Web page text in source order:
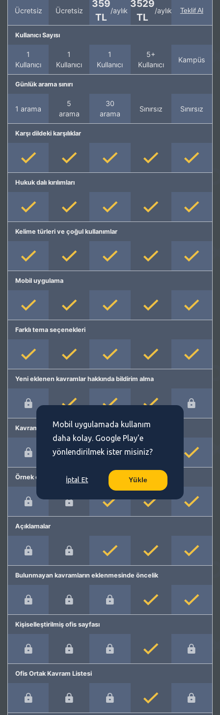
Ücretsiz Ücretsiz
359
TL
/aylık
3529
TL
/aylık Teklif Al
Kullanıcı Sayısı
1
Kullanıcı
1
Kullanıcı
1
Kullanıcı
5+
Kullanıcı
Kampüs
Günlük arama sınırı
1 arama
5
arama
30
arama
Sınırsız Sınırsız
Karşı dildeki karşılıklar
Hukuk dalı kırılımları
Kelime türleri ve çoğul kullanımlar
Mobil uygulama
Farklı tema seçenekleri
Yeni eklenen kavramlar hakkında bildirim alma
Kavram önerme
Örnek cümleler
Açıklamalar
Bulunmayan kavramların eklenmesinde öncelik
Kişiselleştirilmiş ofis sayfası
Ofis Ortak Kavram Listesi
Mobil uygulamada kullanım
daha kolay. Google Play'e
yönlendirilmek ister misiniz?
İptal Et Yükle